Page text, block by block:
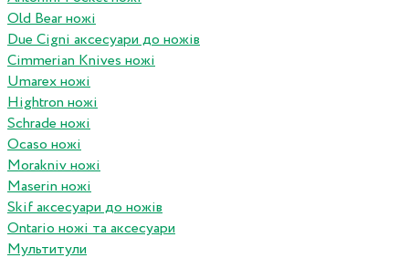
Old Bear ножі
Due Cigni аксесуари до ножів
Cimmerian Knives ножі
Umarex ножі
Hightron ножі
Schrade ножі
Ocaso ножі
Morakniv ножі
Maserin ножі
Skif аксесуари до ножів
Ontario ножі та аксесуари
Мультитули